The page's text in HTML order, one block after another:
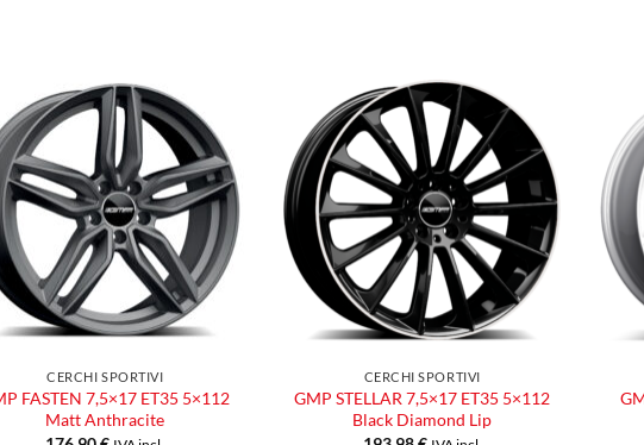
Aggiungi
alla lista
dei
desideri
CERCHI SPORTIVI
FASTEN 7,5×17 ET35 5×112
Matt Anthracite
Aggiungi
alla lista
dei
desideri
CERCHI SPORTIVI
GMP STELLAR 7,5×17 ET35 5×112
Black Diamond Lip